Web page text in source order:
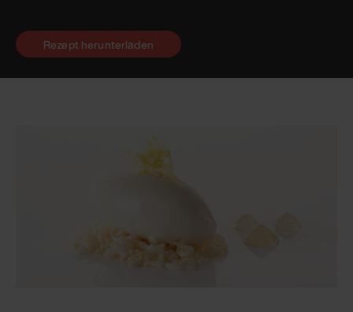
Rezept herunterladen